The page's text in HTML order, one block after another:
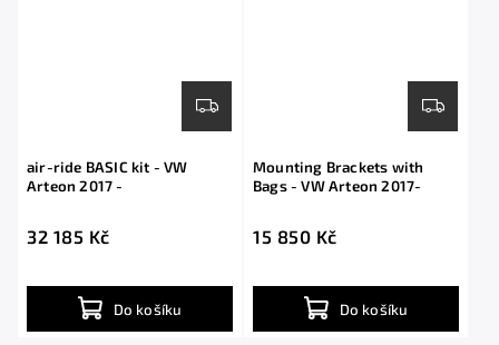
air-ride BASIC kit - VW
Arteon 2017 -
32 185 Kč
Do košíku
Mounting Brackets with
Bags - VW Arteon 2017-
15 850 Kč
Do košíku